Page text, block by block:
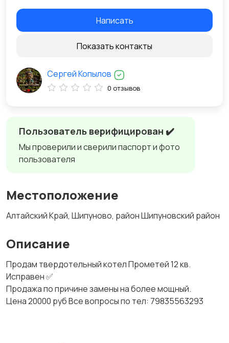
Пользователь верифицирован ✔️
Мы проверили и сверили паспорт и фото
пользователя
Местоположение
Алтайский Край, Шипуново, район Шипуновский район
Описание
Продам твердотельный котел Прометей 12 кв.
Исправен ✅
Продажа по причине замены на более мощный.
Цена 20000 руб Все вопросы по тел: 79835563293
Написать
Показать контакты
Сергей Копылов
0 отзывов